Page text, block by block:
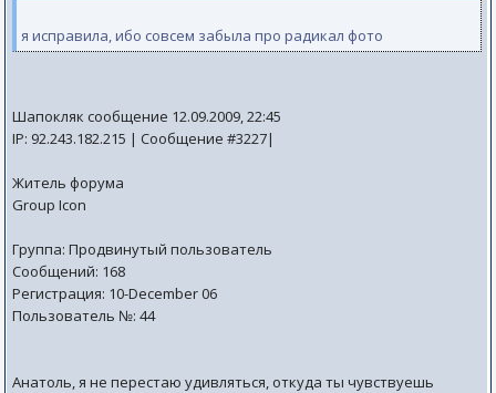
я исправила, ибо совсем забыла про радикал фото
Шапокляк сообщение 12.09.2009, 22:45
IP: 92.243.182.215 | Сообщение #3227|
Житель форума
Group Icon
Группа: Продвинутый пользователь
Сообщений: 168
Регистрация: 10-December 06
Пользователь №: 44
Анатоль, я не перестаю удивляться, откуда ты чувствуешь